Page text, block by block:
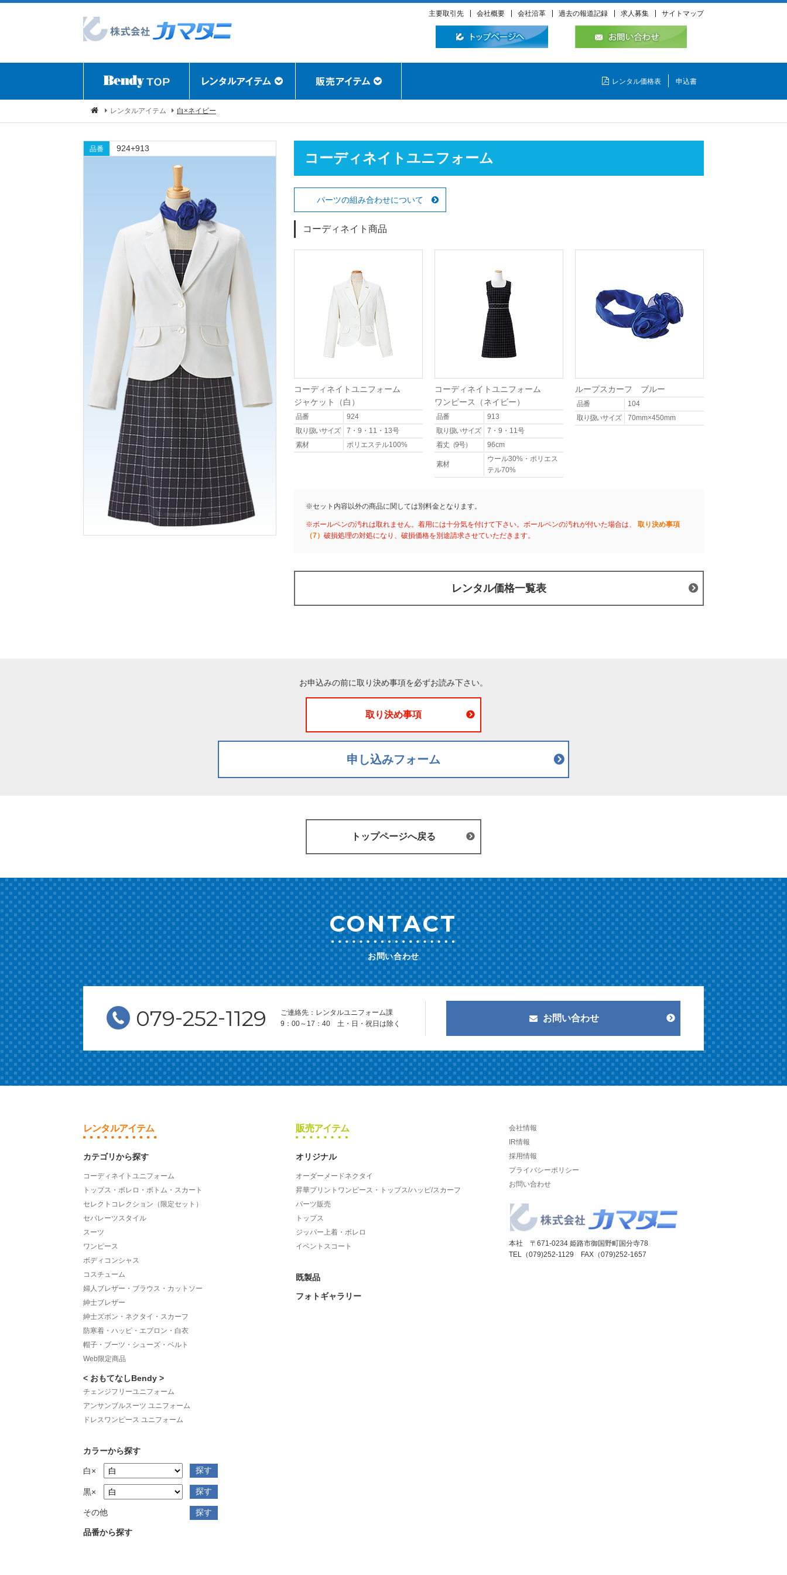
主要取引先 会社概要 会社沿革 過去の報道記録 求人募集 サイトマップ
レンタル価格表 申込書
レンタルアイテム 白×ネイビー
品番 924+913
コーディネイトユニフォーム
パーツの組み合わせについて
コーディネイト商品
コーディネイトユニフォーム
ジャケット（白）
品番
924
取り扱いサイズ
7・9・11・13号
素材
ポリエステル100%
コーディネイトユニフォーム
ワンピース（ネイビー）
品番
913
取り扱いサイズ
7・9・11号
着丈（9号）
96cm
素材
ウール30%・ポリエス
テル70%
ループスカーフ ブルー
品番
104
取り扱いサイズ
70mm×450mm
※セット内容以外の商品に関しては別料金となります。
※ボールペンの汚れは取れません。着用には十分気を付けて下さい。ボールペンの汚れが付いた場合は、 取り決め事項
（7） 破損処理の対処になり、破損価格を別途請求させていただきます。
レンタル価格一覧表
お申込みの前に取り決め事項を必ずお読み下さい。
取り決め事項
申し込みフォーム
トップページへ戻る
CONTACT
お問い合わせ
079-252-1129
ご連絡先：レンタルユニフォーム課
9：00～17：40 土・日・祝日は除く
お問い合わせ
レンタルアイテム
カテゴリから探す
コーディネイトユニフォーム
トップス・ボレロ・ボトム・スカート
セレクトコレクション（限定セット）
セパレーツスタイル
スーツ
ワンピース
ボディコンシャス
コスチューム
婦人ブレザー・ブラウス・カットソー
紳士ブレザー
紳士ズボン・ネクタイ・スカーフ
防寒着・ハッピ・エプロン・白衣
帽子・ブーツ・シューズ・ベルト
Web限定商品
< おもてなしBendy >
チェンジフリーユニフォーム
アンサンブルスーツ ユニフォーム
ドレスワンピース ユニフォーム
カラーから探す
白×
黒×
その他
品番から探す
販売アイテム
オリジナル
オーダーメードネクタイ
昇華プリントワンピース・トップス/ハッピ/スカーフ
パーツ販売
トップス
ジッパー上着・ボレロ
イベントスコート
既製品
フォトギャラリー
会社情報
IR情報
採用情報
プライバシーポリシー
お問い合わせ
本社 〒671-0234 姫路市御国野町国分寺78
TEL（079)252-1129 FAX（079)252-1657